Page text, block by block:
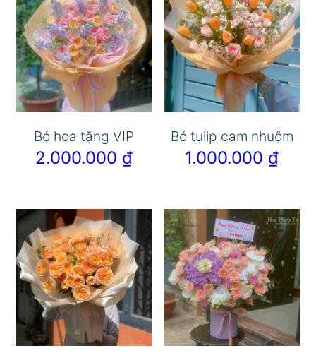
Bó hoa tặng VIP
2.000.000 ₫
Bó tulip cam nhuộm
1.000.000 ₫